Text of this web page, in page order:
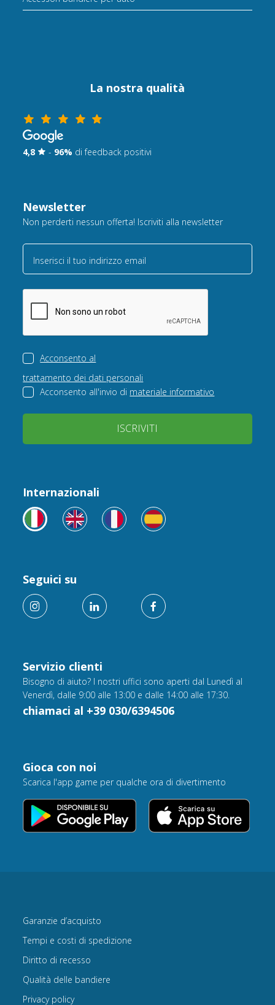
La nostra qualità
4,8 - 96% di feedback positivi
Newsletter
Non perderti nessun offerta! Iscriviti alla newsletter
Inserisci il tuo indirizzo email
Acconsento al
trattamento dei dati personali
Acconsento all'invio di materiale informativo
ISCRIVITI
Servizio clienti
Bisogno di aiuto? I nostri uffici sono aperti dal Lunedì al
Venerdì, dalle 9:00 alle 13:00 e dalle 14:00 alle 17:30.
chiamaci al +39 030/6394506
Internazionali
Seguici su
Gioca con noi
Scarica l'app game per qualche ora di divertimento
Garanzie d’acquisto
Tempi e costi di spedizione
Diritto di recesso
Qualità delle bandiere
Privacy policy